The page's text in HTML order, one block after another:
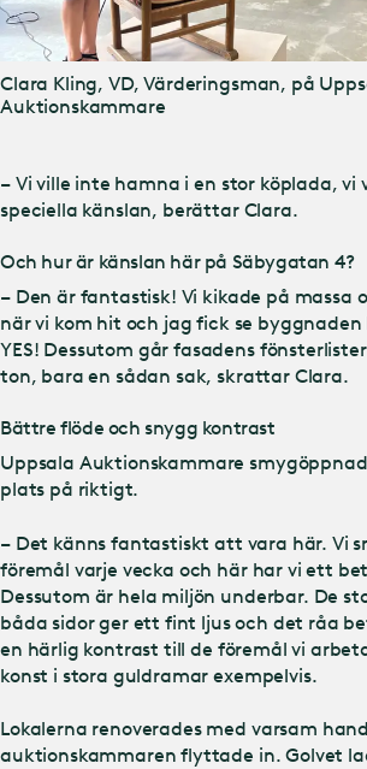
Clara Kling, VD, Värderingsman, på
Auktionskammare
– Vi ville inte hamna i en stor köplada, vi
speciella känslan, berättar Clara.
Och hur är känslan här på Säbygatan 4?
– Den är fantastisk! Vi kikade på massa
när vi kom hit och jag fick se
YES! Dessutom går fasadens
ton, bara en sådan sak, skrattar Clara.
Bättre flöde och snygg kontrast
Uppsala Auktionskammare
plats på riktigt.
– Det känns fantastiskt att vara här. Vi
föremål varje vecka och här har vi ett
Dessutom är hela miljön underbar. De
båda sidor ger ett fint ljus och det råa
en härlig kontrast till de föremål vi
konst i stora guldramar exempelvis.
Lokalerna renoverades med varsam
auktionskammaren flyttade in. Golvet